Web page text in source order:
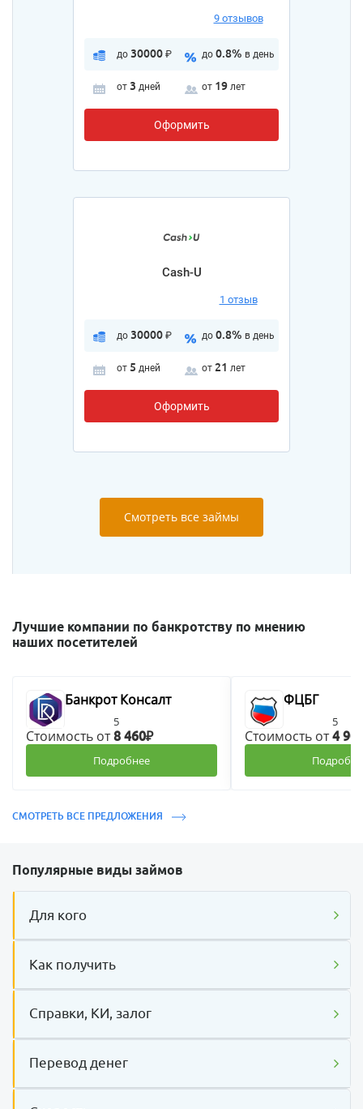
9 отзывов
до 30000 ₽ до 0.8% в день
от 3 дней от 19 лет
Оформить
Cash-U
1 отзыв
до 30000 ₽ до 0.8% в день
от 5 дней от 21 лет
Оформить
Смотреть все займы
Лучшие компании по банкротству по мнению
наших посетителей
Банкрот Консалт
5
Стоимость от8 460₽
Подробнее
ФЦБГ
5
Стоимость от4
СМОТРЕТЬ ВСЕ ПРЕДЛОЖЕНИЯ
Популярные виды займов
Для кого
Как получить
Справки, КИ, залог
Перевод денег